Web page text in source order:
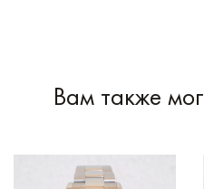
Вам также